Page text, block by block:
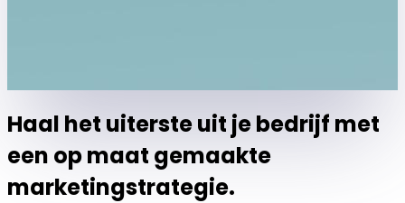
Haal het uiterste uit je bedrijf met
een op maat gemaakte
marketingstrategie.